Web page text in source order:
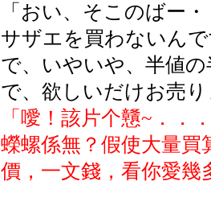
「おい、そこのばー
サザエを買わないん
で、いやいや、半値
で、欲しいだけお売
「噯！該片个戇~ ．．
蠑螺係無？假使大量買
價，一文錢，看你愛幾